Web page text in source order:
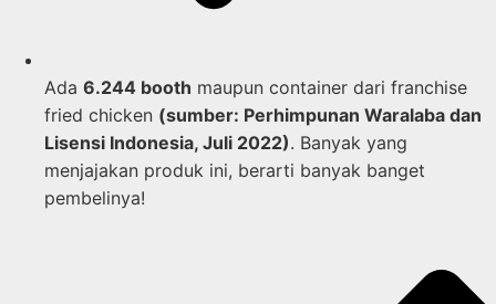
Ada 6.244 booth maupun container dari franchise
fried chicken (sumber: Perhimpunan Waralaba dan
Lisensi Indonesia, Juli 2022). Banyak yang
menjajakan produk ini, berarti banyak banget
pembelinya!